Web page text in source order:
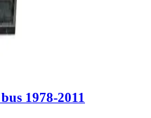
1978-2011